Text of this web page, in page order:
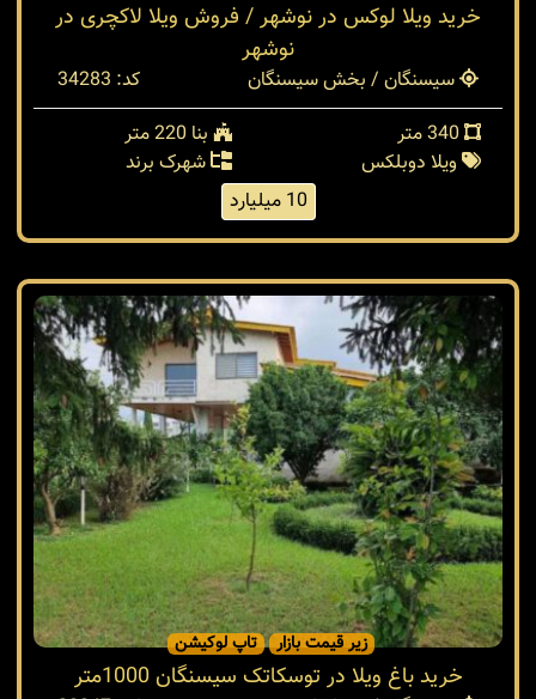
خرید ویلا لوکس در نوشهر / فروش ویلا لاکچری در
نوشهر
سیسنگان / بخش سیسنگان
کد: 34283
بنا 220 متر
ویلا دوبلکس
شهرک برند
10 میلیارد
زیر قیمت بازار تاپ لوکیشن
خرید باغ ویلا در توسکاتک سیسنگان 1000متر